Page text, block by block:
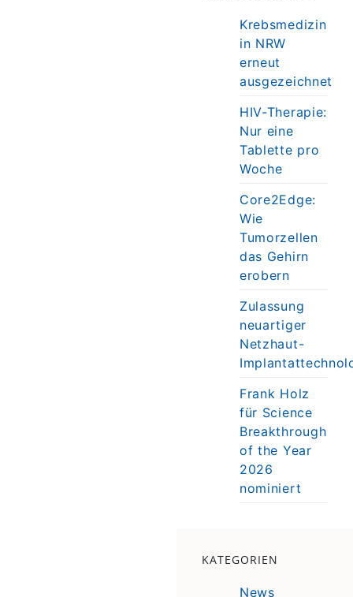
Krebsmedizin
in NRW
erneut
ausgezeichnet
HIV-Therapie:
Nur eine
Tablette pro
Woche
Core2Edge:
Wie
Tumorzellen
das Gehirn
erobern
Zulassung
neuartiger
Netzhaut-
Frank Holz
für Science
Breakthrough
of the Year
2026
nominiert
KATEGORIEN
News